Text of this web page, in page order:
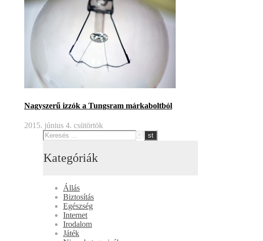
Nagyszerű izzók a Tungsram márkaboltból
2015. június 4. csütörtök
Kategóriák
Állás
Biztosítás
Egészség
Internet
Irodalom
Játék